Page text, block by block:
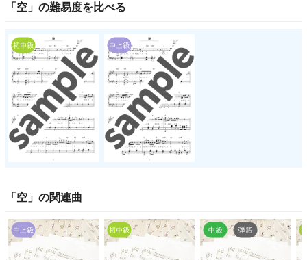
「 空 」の難易度を比べる
「 空 」の関連曲